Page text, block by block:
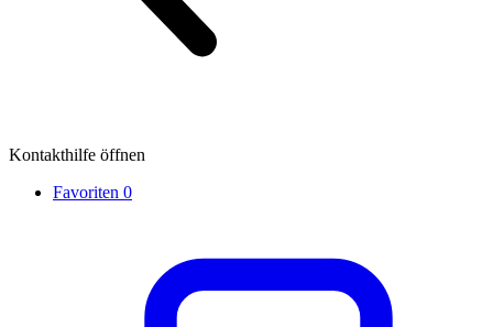
Kontakthilfe öffnen
Favoriten 0